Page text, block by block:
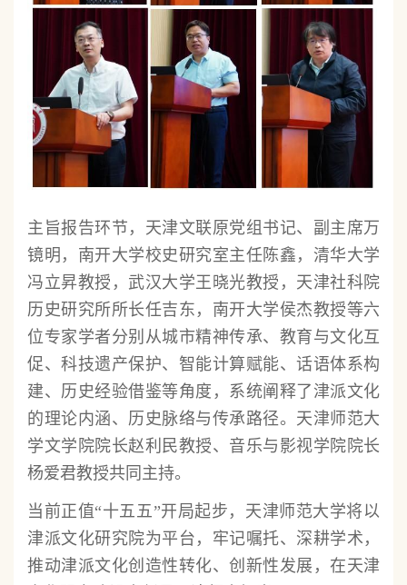
主旨报告环节，天津文联原党组书记、副主席万
镜明，南开大学校史研究室主任陈鑫，清华大学
冯立昇教授，武汉大学王晓光教授，天津社科院
历史研究所所长任吉东，南开大学侯杰教授等六
位专家学者分别从城市精神传承、教育与文化互
促、科技遗产保护、智能计算赋能、话语体系构
建、历史经验借鉴等角度，系统阐释了津派文化
的理论内涵、历史脉络与传承路径。天津师范大
学文学院院长赵利民教授、音乐与影视学院院长
杨爱君教授共同主持。
当前正值“十五五”开局起步，天津师范大学将以
津派文化研究院为平台，牢记嘱托、深耕学术，
推动津派文化创造性转化、创新性发展，在天津